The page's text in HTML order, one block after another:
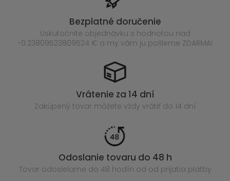
Bezplatné doručenie
Uskutočnite objednávku s hodnotou nad
-0.23809523809524 € a my vám ju pošleme ZDARMA!
Vrátenie za 14 dní
Zakúpený tovar môžete vždy vrátiť do 14 dní
Odoslanie tovaru do 48 h
Tovar odosielame do 48 hodín od od prijatia platby